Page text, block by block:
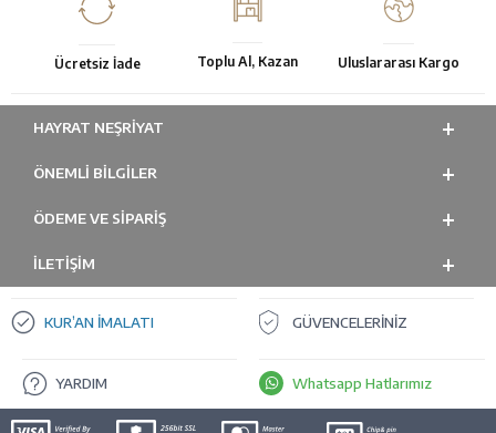
Ücretsiz İade Toplu Al, Kazan Uluslararası Kargo
HAYRAT NEŞRIYAT
ÖNEMLI BILGILER
ÖDEME VE SİPARİŞ
İLETİŞİM
KUR’AN İMALATI GÜVENCELERİNİZ
YARDIM Whatsapp Hatlarımız